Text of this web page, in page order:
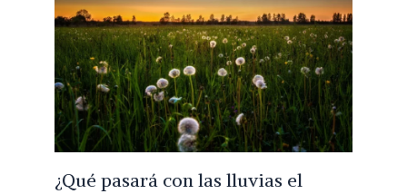
¿Qué pasará con las lluvias el